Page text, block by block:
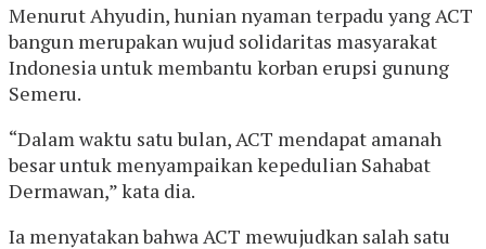
Menurut Ahyudin, hunian nyaman terpadu yang ACT
bangun merupakan wujud solidaritas masyarakat
Indonesia untuk membantu korban erupsi gunung
Semeru.
“Dalam waktu satu bulan, ACT mendapat amanah
besar untuk menyampaikan kepedulian Sahabat
Dermawan,” kata dia.
Ia menyatakan bahwa ACT mewujudkan salah satu